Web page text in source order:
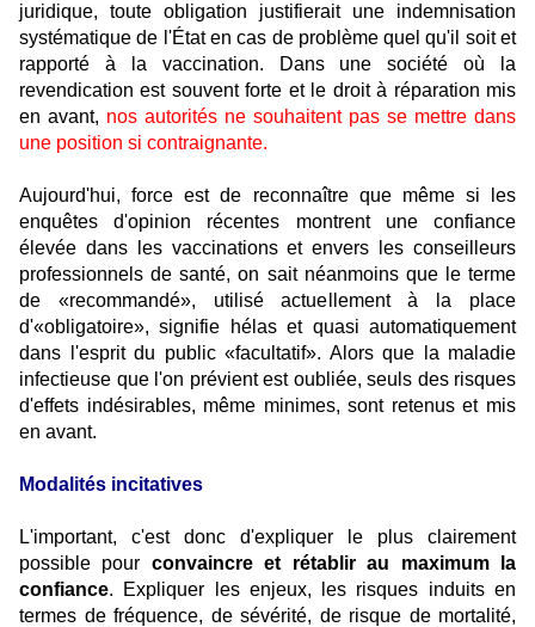
juridique, toute obligation justifierait une indemnisation
systématique de l'État en cas de problème quel qu'il soit et
rapporté à la vaccination. Dans une société où la
revendication est souvent forte et le droit à réparation mis
en avant, nos autorités ne souhaitent pas se mettre dans
une position si contraignante.
Aujourd'hui, force est de reconnaître que même si les
enquêtes d'opinion récentes montrent une confiance
élevée dans les vaccinations et envers les conseilleurs
professionnels de santé, on sait néanmoins que le terme
de «recommandé», utilisé actuellement à la place
d'«obligatoire», signifie hélas et quasi automatiquement
dans l'esprit du public «facultatif». Alors que la maladie
infectieuse que l'on prévient est oubliée, seuls des risques
d'effets indésirables, même minimes, sont retenus et mis
en avant.
Modalités incitatives
L'important, c'est donc d'expliquer le plus clairement
possible pour convaincre et rétablir au maximum la
confiance. Expliquer les enjeux, les risques induits en
termes de fréquence, de sévérité, de risque de mortalité,